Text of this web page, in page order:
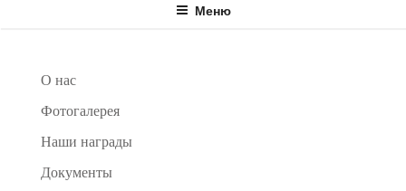
Меню
О нас
Фотогалерея
Наши награды
Документы